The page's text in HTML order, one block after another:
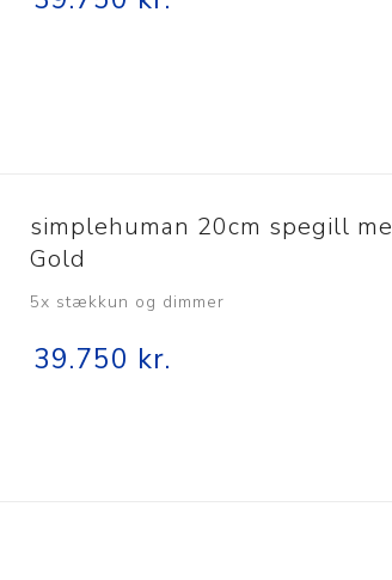
simplehuman 20cm spegill
Gold
5x stækkun og dimmer
39.750 kr.